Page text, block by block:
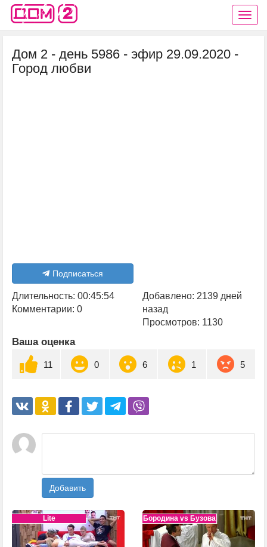
Дом 2 - день 5986 - эфир 29.09.2020 -
Город любви
Подписаться
Длительность: 00:45:54
Комментарии: 0
Добавлено: 2139 дней
назад
Просмотров: 1130
Ваша оценка
11 0 6 1 5
Добавить
Lite Бородина vs Бузова